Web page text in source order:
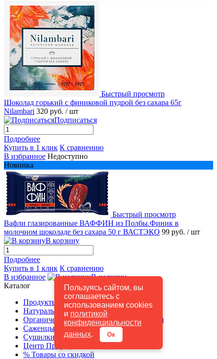
Пользуясь сайтом, вы
соглашаетесь с
использованием cookies
и политикой
конфиденциальности
данных. Ок
Быстрый просмотр
Шоколад горький с финиковой пудрой без сахара 65г
Nilambari 320 руб. / шт
Подписаться
Подробнее
Купить в 1 клик К сравнению
В избранное Недоступно
Новинка
Быстрый просмотр
Вафли глазированные ВАФФИН из Полбы.Финик в
молочном шоколаде без сахара 50 г ВАСТЭКО 99 руб. / шт
В корзину
Подробнее
Купить в 1 клик К сравнению
В избранное
В наличии
Каталог
Продукты для здорового питания
Натуральная косметика ручной работы
Органическая косметика и бытовая химия
Саженцы
Сушилки Изидри, комплектующие
Центр Природного Земледелия
% Товары со скидкой